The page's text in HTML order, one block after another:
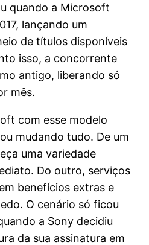
quando a Microsoft
lançando um
de títulos disponíveis
isso, a concorrente
antigo, liberando só
mês.
com esse modelo
mudando tudo. De um
uma variedade
Do outro, serviços
benefícios extras e
O cenário só ficou
a Sony decidiu
da sua assinatura em